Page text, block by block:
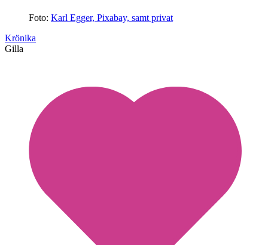
Foto: Karl Egger, Pixabay, samt privat
Krönika
Gilla